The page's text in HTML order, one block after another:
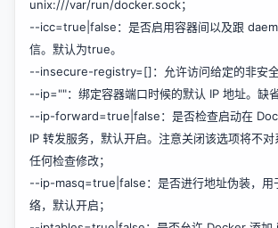
unix:///var/run/docker.sock；
--icc=true|false：是否启用容器间以及跟
信。默认为true。
--insecure-registry=[]：允许访问给定的非安
--ip=""：绑定容器端口时候的默认 IP 地址。
--ip-forward=true|false：是否检查启动在
IP 转发服务，默认开启。注意关闭该选项将不
任何检查修改；
--ip-masq=true|false：是否进行地址伪装，用
络，默认开启；